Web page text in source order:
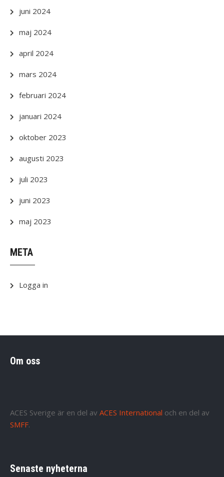
juni 2024
maj 2024
april 2024
mars 2024
februari 2024
januari 2024
oktober 2023
augusti 2023
juli 2023
juni 2023
maj 2023
META
Logga in
Om oss
ACES Sverige är en del av ACES International och en del av
SMFF.
Senaste nyheterna